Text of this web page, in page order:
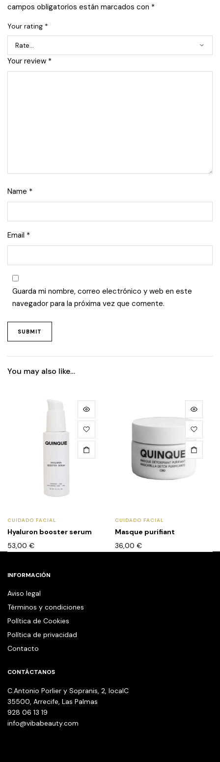
campos obligatorios están marcados con *
Your rating *
Your review *
Name *
Email *
Guarda mi nombre, correo electrónico y web en este
navegador para la próxima vez que comente.
You may also like…
CUIDADO FACIAL
Hyaluron booster serum
53,00 €
CUIDADO FACIAL
Masque purifiant
36,00 €
INFORMACIÓN
Aviso legal
Términos y condiciones
Política de Cookies
Política de privacidad
Contacto
CONTÁCTANOS
C.Antonio Porlier y Sopranis, 2, localC
35500, Arrecife, Las Palmas
928 06 13 19
info@vibabeauty.com